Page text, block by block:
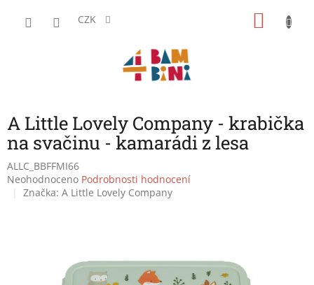
CZK
A Little Lovely Company - krabička
na svačinu - kamarádi z lesa
ALLC_BBFFMI66
Průměrné
hodnocení
Neohodnoceno Podrobnosti hodnocení
Značka: A Little Lovely Company